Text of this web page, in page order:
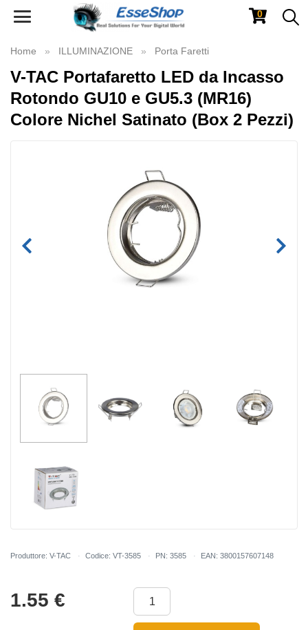
Toggle
0
Home ILLUMINAZIONE Porta Faretti
V-TAC Portafaretto LED da Incasso
Rotondo GU10 e GU5.3 (MR16)
Colore Nichel Satinato (Box 2 Pezzi)
Produttore: V-TAC Codice: VT-3585 PN: 3585 EAN: 3800157607148
1.55 €